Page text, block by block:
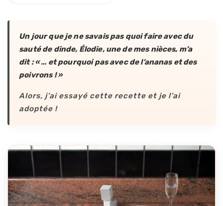
Un jour que je ne savais pas quoi faire avec du
sauté de dinde, Élodie, une de mes nièces, m’a
dit : « … et pourquoi pas avec de l’ananas et des
poivrons ! »
Alors, j’ai essayé cette recette et je l’ai
adoptée !